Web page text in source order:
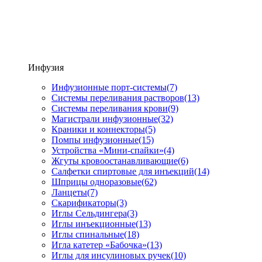
Инфузия
Инфузионные порт-системы(7)
Системы переливания растворов(13)
Системы переливания крови(9)
Магистрали инфузионные(32)
Краники и коннекторы(5)
Помпы инфузионные(15)
Устройства «Мини-спайки»(4)
Жгуты кровоостанавливающие(6)
Салфетки спиртовые для инъекций(14)
Шприцы одноразовые(62)
Ланцеты(7)
Скарификаторы(3)
Иглы Сельдингера(3)
Иглы инъекционные(13)
Иглы спинальные(18)
Игла катетер «Бабочка»(13)
Иглы для инсулиновых ручек(10)